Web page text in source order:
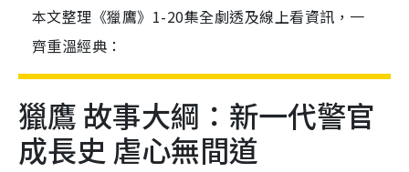
本文整理《獵鷹》1-20集全劇透及線上看資訊，一
齊重溫經典：
獵鷹 故事大綱：新一代警官
成長史 虐心無間道